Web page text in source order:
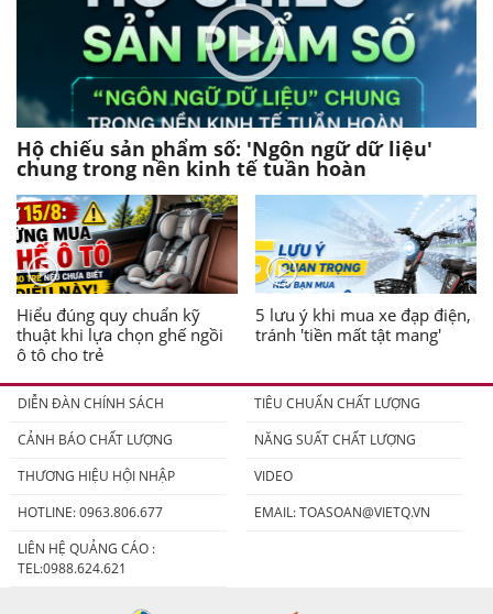
Hộ chiếu sản phẩm số: 'Ngôn ngữ dữ liệu'
chung trong nền kinh tế tuần hoàn
Hiểu đúng quy chuẩn kỹ
thuật khi lựa chọn ghế ngồi
ô tô cho trẻ
5 lưu ý khi mua xe đạp điện,
tránh 'tiền mất tật mang'
DIỄN ĐÀN CHÍNH SÁCH
TIÊU CHUẨN CHẤT LƯỢNG
CẢNH BÁO CHẤT LƯỢNG
NĂNG SUẤT CHẤT LƯỢNG
THƯƠNG HIỆU HỘI NHẬP
VIDEO
HOTLINE: 0963.806.677
EMAIL:TOASOAN@VIETQ.VN
LIÊN HỆ QUẢNG CÁO :
TEL:0988.624.621